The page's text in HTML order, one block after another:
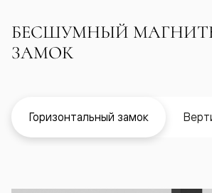
БЕСШУМНЫЙ
ЗАМОК
Горизонтальный замок